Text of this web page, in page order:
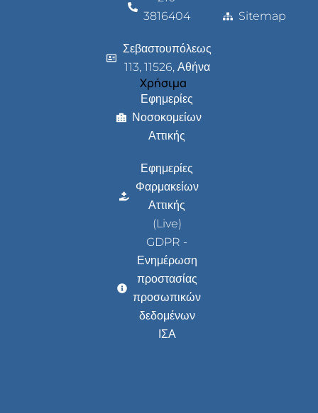
3816404
Σεβαστουπόλεως
113, 11526, Αθήνα
Χρήσιμα
Εφημερίες
Νοσοκομείων
Αττικής
Εφημερίες
Φαρμακείων
Αττικής
(Live)
GDPR -
Ενημέρωση
προστασίας
προσωπικών
δεδομένων
ΙΣΑ
Sitemap